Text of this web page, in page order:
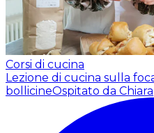
Corsi di cucina
Lezione di cucina sulla
bollicineOspitato da Chiara